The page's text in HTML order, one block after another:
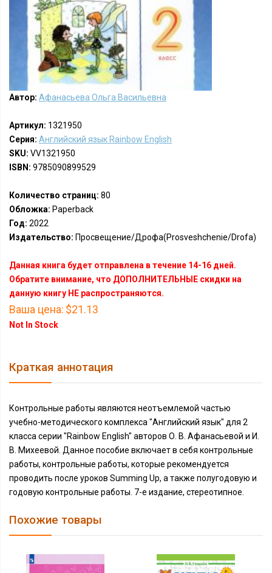
Автор: Афанасьева Ольга Васильевна
Артикул: 1321950
Серия: Английский язык Rainbow English
SKU: VV1321950
ISBN: 9785090899529
Количество страниц: 80
Обложка: Paperback
Год: 2022
Издательство: Просвещение/Дрофа(Prosveshchenie/Drofa)
Данная книга будет отправлена в течение 14-16 дней.
Обратите внимание, что ДОПОЛНИТЕЛЬНЫЕ скидки на
данную книгу НЕ распространяются.
Ваша цена: $21.13
Not In Stock
Краткая аннотация
Контрольные работы являются неотъемлемой частью
учебно-методического комплекса "Английский язык" для 2
класса серии "Rainbow English" авторов О. В. Афанасьевой и И.
В. Михеевой. Данное пособие включает в себя контрольные
работы, контрольные работы, которые рекомендуется
проводить после уроков Summing Up, а также полугодовую и
годовую контрольные работы. 7-е издание, стереотипное.
Похожие товары